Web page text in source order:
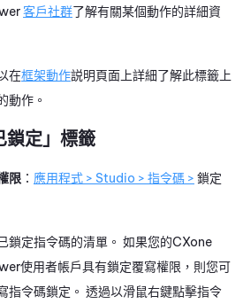
客戶社群了解有關某個動作的詳細資
在框架動作説明頁面上詳細了解此標籤上
動作。
鎖定」標籤
限 ： 應用程式 > Studio > 指令碼 > 鎖定
鎖定指令碼的清單。 如果您的CXone
使用者帳戶具有鎖定覆寫權限，則您可
指令碼鎖定。 透過以滑鼠右鍵點擊指令